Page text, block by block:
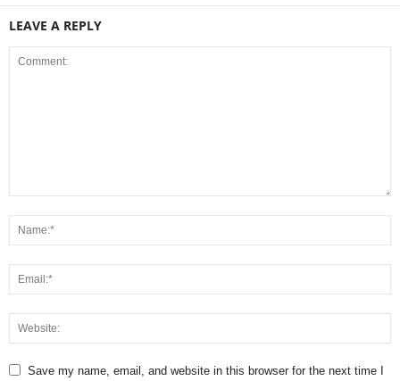
LEAVE A REPLY
Save my name, email, and website in this browser for the next time I